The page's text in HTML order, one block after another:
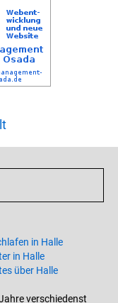
in Halle
in Halle
über Halle
verschiedenst